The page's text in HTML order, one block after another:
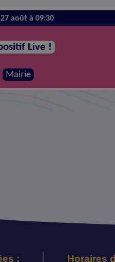
août à 09:30
Live !
Mairie
: Horaires